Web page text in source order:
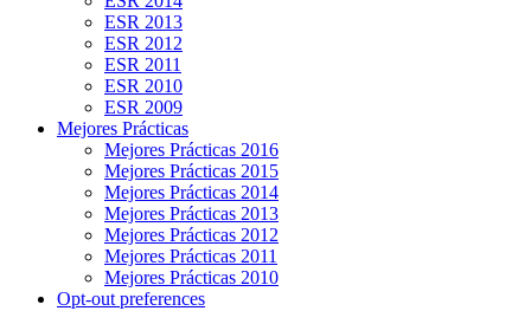
ESR 2013
ESR 2012
ESR 2011
ESR 2010
ESR 2009
Mejores Prácticas
Mejores Prácticas 2016
Mejores Prácticas 2015
Mejores Prácticas 2014
Mejores Prácticas 2013
Mejores Prácticas 2012
Mejores Prácticas 2011
Mejores Prácticas 2010
Opt-out preferences